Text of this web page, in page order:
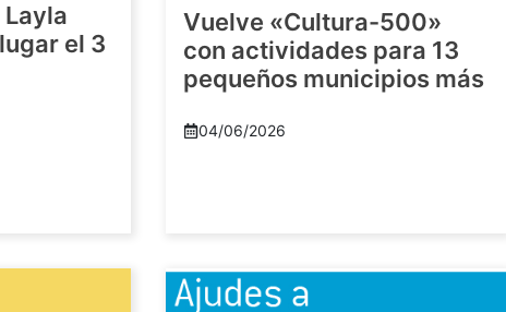
el 3
Vuelve «Cultura-500»
con actividades para 13
pequeños municipios más
04/06/2026